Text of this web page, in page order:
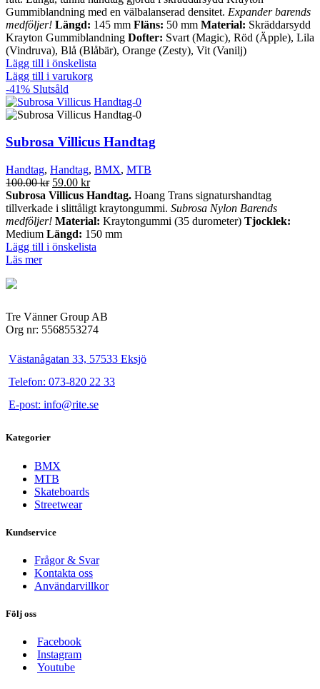
var:
100.00 kr.
är:
40.00 kr.
Gummiblandning med en välbalanserad densitet. Expander barends
medföljer! Längd: 145 mm Fläns: 50 mm Material: Skräddarsydd
Krayton Gummiblandning Dofter: Svart (Magic), Röd (Äpple), Lila
(Vindruva), Blå (Blåbär), Orange (Zesty), Vit (Vanilj)
Lägg till i önskelista
Lägg till i varukorg
-41% Slutsåld
Subrosa Villicus Handtag
Handtag, Handtag, BMX, MTB
100.00kr Det
ursprungliga
priset
var:
100.00 kr.
59.00 krDet
nuvarande
priset
är:
59.00 kr.
Subrosa Villicus Handtag. Hoang Trans signaturshandtag
tillverkade i slittåligt kraytongummi. Subrosa Nylon Barends
medföljer! Material: Kraytongummi (35 durometer) Tjocklek:
Medium Längd: 150 mm
Lägg till i önskelista
Läs mer
Tre Vänner Group AB
Org nr: 5568553274
Västanågatan 33, 57533 Eksjö
Telefon: 073-820 22 33
E-post: info@rite.se
Kategorier
BMX
MTB
Skateboards
Streetwear
Kundservice
Frågor & Svar
Kontakta oss
Användarvillkor
Följ oss
Facebook
Instagram
Youtube